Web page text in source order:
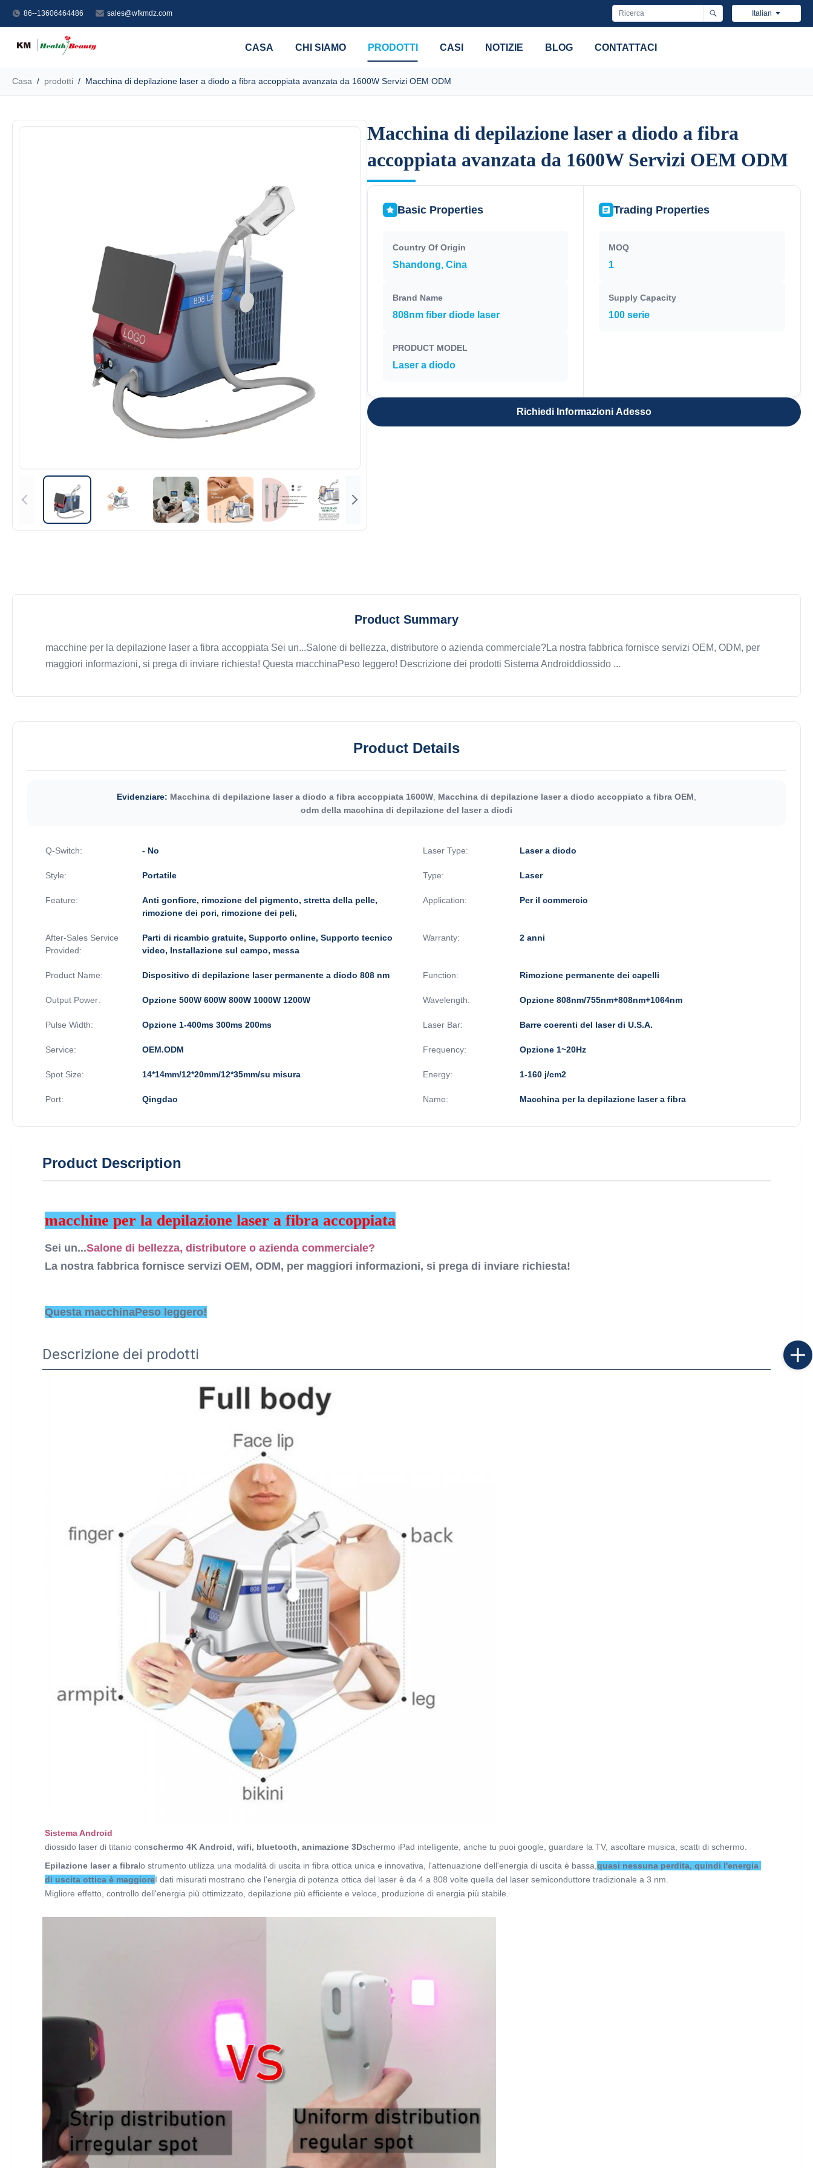
86--13606464486 sales@wfkmdz.com Italian
CASA CHI SIAMO PRODOTTI CASI NOTIZIE BLOG CONTATTACI
Casa / prodotti / Macchina di depilazione laser a diodo a fibra accoppiata avanzata da 1600W Servizi OEM ODM
Macchina di depilazione laser a diodo a fibra
accoppiata avanzata da 1600W Servizi OEM ODM
Macchina di depilazione laser a diodo a fibra
accoppiata avanzata da 1600W Servizi OEM ODM
Basic Properties
Country Of Origin
Shandong, Cina
Brand Name
808nm fiber diode laser
PRODUCT MODEL
Laser a diodo
Trading Properties
MOQ
1
Supply Capacity
100 serie
Richiedi Informazioni Adesso
Product Summary
macchine per la depilazione laser a fibra accoppiata Sei un...Salone di bellezza, distributore o azienda commerciale?La nostra fabbrica fornisce servizi OEM, ODM, per
maggiori informazioni, si prega di inviare richiesta! Questa macchinaPeso leggero! Descrizione dei prodotti Sistema Androiddiossido ...
Product Details
Evidenziare: Macchina di depilazione laser a diodo a fibra accoppiata 1600W Macchina di depilazione laser a diodo accoppiato a fibra OEM
odm della macchina di depilazione del laser a diodi
Q-Switch: - No Laser Type: Laser a diodo
Style: Portatile Type: Laser
Feature:
Anti gonfiore, rimozione del pigmento, stretta della pelle,
rimozione dei pori, rimozione dei peli,
Application: Per il commercio
After-Sales Service
Provided:
Parti di ricambio gratuite, Supporto online, Supporto tecnico
video, Installazione sul campo, messa
Warranty: 2 anni
Product Name: Dispositivo di depilazione laser permanente a diodo 808 nm Function: Rimozione permanente dei capelli
Output Power: Opzione 500W 600W 800W 1000W 1200W Wavelength: Opzione 808nm/755nm+808nm+1064nm
Pulse Width: Opzione 1-400ms 300ms 200ms Laser Bar: Barre coerenti del laser di U.S.A.
Service: OEM.ODM Frequency: Opzione 1~20Hz
Spot Size: 14*14mm/12*20mm/12*35mm/su misura Energy: 1-160 j/cm2
Port: Qingdao Name: Macchina per la depilazione laser a fibra
Product Description
macchine per la depilazione laser a fibra accoppiata
Sei un...Salone di bellezza, distributore o azienda commerciale?
La nostra fabbrica fornisce servizi OEM, ODM, per maggiori informazioni, si prega di inviare richiesta!
Questa macchinaPeso leggero!
Descrizione dei prodotti
Sistema Android
diossido laser di titanio conschermo 4K Android, wifi, bluetooth, animazione 3Dschermo iPad intelligente, anche tu puoi google, guardare la TV, ascoltare musica, scatti di schermo.
Epilazione laser a fibralo strumento utilizza una modalità di uscita in fibra ottica unica e innovativa, l'attenuazione dell'energia di uscita è bassa, quasi nessuna perdita, quindi l'energia
di uscita ottica è maggioreI dati misurati mostrano che l'energia di potenza ottica del laser è da 4 a 808 volte quella del laser semiconduttore tradizionale a 3 nm.
Migliore effetto, controllo dell'energia più ottimizzato, depilazione più efficiente e veloce, produzione di energia più stabile.